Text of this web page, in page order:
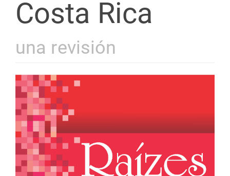
Costa Rica
una revisión
Barra
lateral
de
artigos